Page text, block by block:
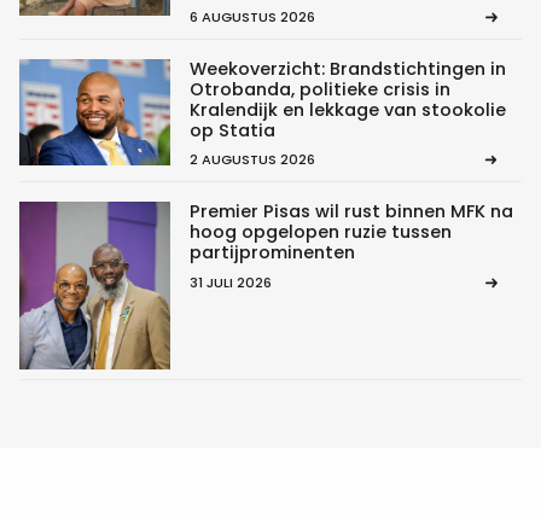
6 AUGUSTUS 2026
Weekoverzicht: Brandstichtingen in
Otrobanda, politieke crisis in
Kralendijk en lekkage van stookolie
op Statia
2 AUGUSTUS 2026
Premier Pisas wil rust binnen MFK na
hoog opgelopen ruzie tussen
partijprominenten
31 JULI 2026